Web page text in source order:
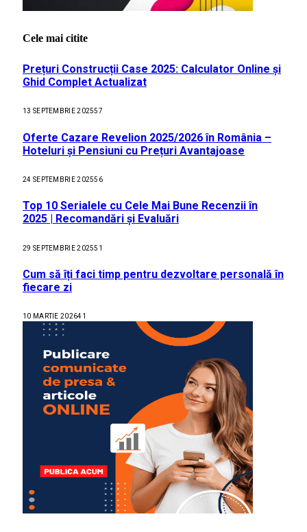
Cele mai citite
Prețuri Construcții Case 2025: Calculator Online și
Ghid Complet Actualizat
13 SEPTEMBRIE 202557
Oferte Cazare Revelion 2025/2026 în România –
Hoteluri și Pensiuni cu Prețuri Avantajoase
24 SEPTEMBRIE 202556
Top 10 Serialele cu Cele Mai Bune Recenzii în
2025 | Recomandări și Evaluări
29 SEPTEMBRIE 202551
Cum să îți faci timp pentru dezvoltare personală în
fiecare zi
10 MARTIE 202641